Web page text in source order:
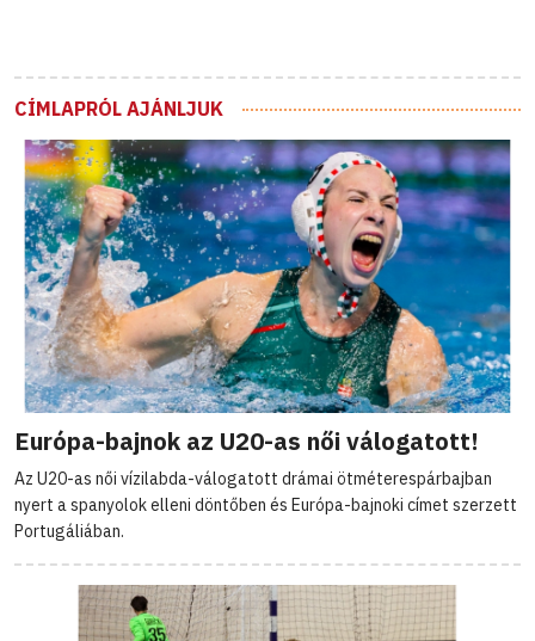
CÍMLAPRÓL AJÁNLJUK
Európa-bajnok az U20-as női válogatott!
Az U20-as női vízilabda-válogatott drámai ötméterespárbajban
nyert a spanyolok elleni döntőben és Európa-bajnoki címet szerzett
Portugáliában.